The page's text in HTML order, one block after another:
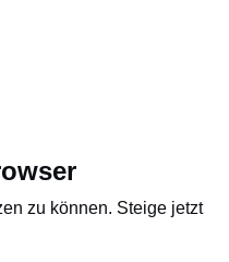
zu können. Steige jetzt